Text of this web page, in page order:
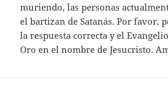
muriendo, las personas
el bartizan de Satanás. Por favor,
la respuesta correcta y el
Oro en el nombre de Jesucristo.